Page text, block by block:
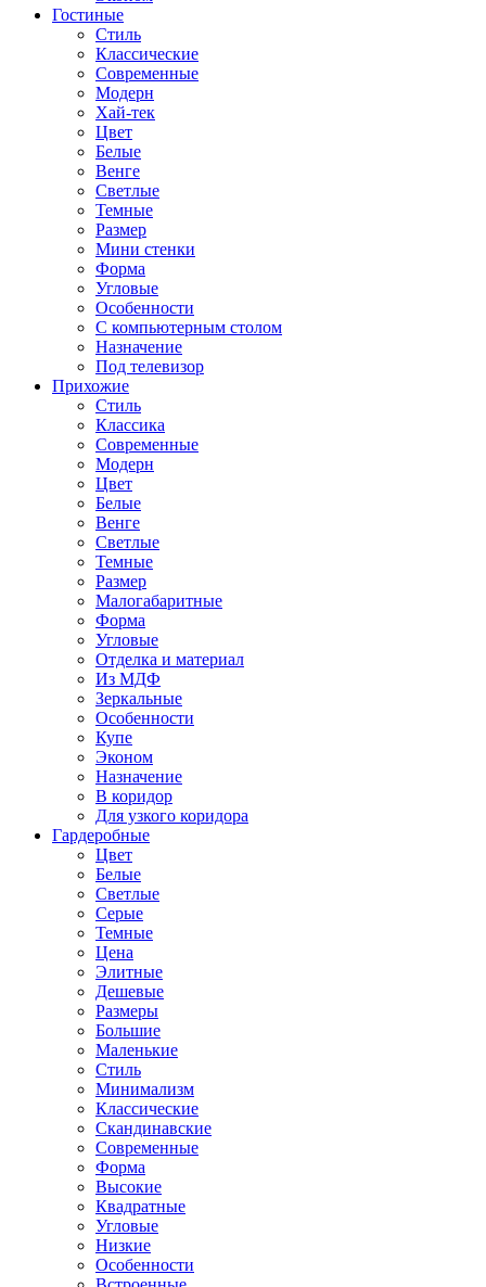
Гостиные
Стиль
Классические
Современные
Модерн
Хай-тек
Цвет
Белые
Венге
Светлые
Темные
Размер
Мини стенки
Форма
Угловые
Особенности
С компьютерным столом
Назначение
Под телевизор
Прихожие
Стиль
Классика
Современные
Модерн
Цвет
Белые
Венге
Светлые
Темные
Размер
Малогабаритные
Форма
Угловые
Отделка и материал
Из МДФ
Зеркальные
Особенности
Купе
Эконом
Назначение
В коридор
Для узкого коридора
Гардеробные
Цвет
Белые
Светлые
Серые
Темные
Цена
Элитные
Дешевые
Размеры
Большие
Маленькие
Стиль
Минимализм
Классические
Скандинавские
Современные
Форма
Высокие
Квадратные
Угловые
Низкие
Особенности